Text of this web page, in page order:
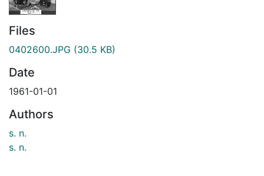
Files
0402600.JPG (30.5 KB)
Date
1961-01-01
Authors
s. n.
s. n.